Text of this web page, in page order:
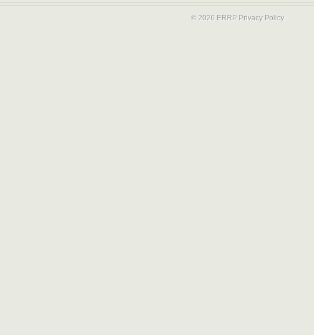
© 2026 ERRP Privacy Policy